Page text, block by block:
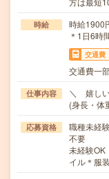
時給
時給
＊1日6時
交通費
交通費一
仕事内容
＼ 嬉し
(身長・体
応募資格
職種未経
不要
未経験OK
イル＊服